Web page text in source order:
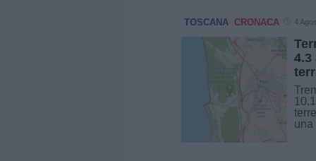
TOSCANA CRONACA 4
4.3
una